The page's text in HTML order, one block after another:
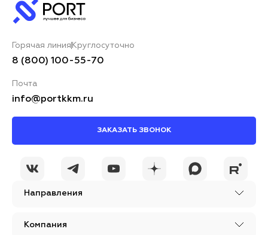
Направления
Компания
Горячая линия Круглосуточно
8 (800) 100-55-70
Почта
info@portkkm.ru
ЗАКАЗАТЬ ЗВОНОК